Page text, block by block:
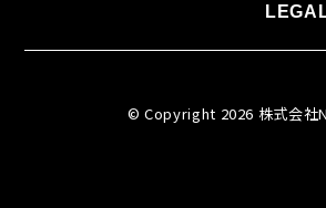
© Copyright 2026 株式会社